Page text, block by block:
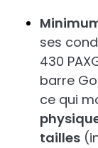
ses
430
barre
ce qui
tailles